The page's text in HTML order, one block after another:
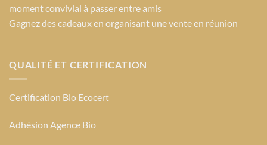
moment convivial à passer entre amis
Gagnez des cadeaux en organisant une vente en réunion
QUALITÉ ET CERTIFICATION
Certification Bio Ecocert
Adhésion Agence Bio